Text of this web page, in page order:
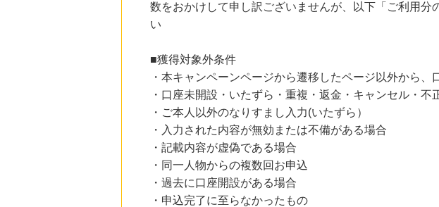
数をおかけして申し訳ございませんが、以下「ご利用
い
■獲得対象外条件
・本キャンペーンページから遷移したページ以外から、
・口座未開設・いたずら・重複・返金・キャンセル・不
・ご本人以外のなりすまし入力(いたずら）
・入力された内容が無効または不備がある場合
・記載内容が虚偽である場合
・同一人物からの複数回お申込
・過去に口座開設がある場合
・申込完了に至らなかったもの